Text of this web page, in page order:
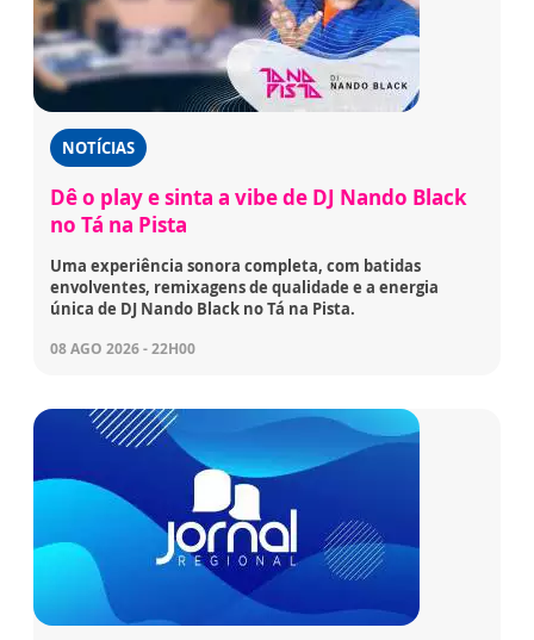
NOTÍCIAS
Dê o play e sinta a vibe de DJ Nando Black
no Tá na Pista
Uma experiência sonora completa, com batidas
envolventes, remixagens de qualidade e a energia
única de DJ Nando Black no Tá na Pista.
08 AGO 2026 - 22H00